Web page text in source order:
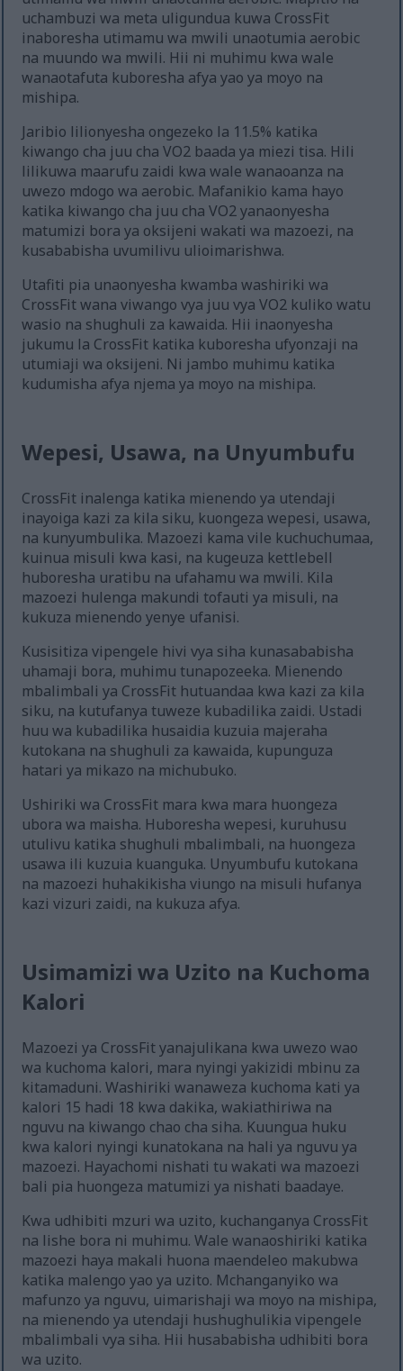
uchambuzi wa meta uligundua kuwa CrossFit
inaboresha utimamu wa mwili unaotumia aerobic
na muundo wa mwili. Hii ni muhimu kwa wale
wanaotafuta kuboresha afya yao ya moyo na
mishipa.
Jaribio lilionyesha ongezeko la 11.5% katika
kiwango cha juu cha VO2 baada ya miezi tisa. Hili
lilikuwa maarufu zaidi kwa wale wanaoanza na
uwezo mdogo wa aerobic. Mafanikio kama hayo
katika kiwango cha juu cha VO2 yanaonyesha
matumizi bora ya oksijeni wakati wa mazoezi, na
kusababisha uvumilivu ulioimarishwa.
Utafiti pia unaonyesha kwamba washiriki wa
CrossFit wana viwango vya juu vya VO2 kuliko watu
wasio na shughuli za kawaida. Hii inaonyesha
jukumu la CrossFit katika kuboresha ufyonzaji na
utumiaji wa oksijeni. Ni jambo muhimu katika
kudumisha afya njema ya moyo na mishipa.
Wepesi, Usawa, na Unyumbufu
CrossFit inalenga katika mienendo ya utendaji
inayoiga kazi za kila siku, kuongeza wepesi, usawa,
na kunyumbulika. Mazoezi kama vile kuchuchumaa,
kuinua misuli kwa kasi, na kugeuza kettlebell
huboresha uratibu na ufahamu wa mwili. Kila
mazoezi hulenga makundi tofauti ya misuli, na
kukuza mienendo yenye ufanisi.
Kusisitiza vipengele hivi vya siha kunasababisha
uhamaji bora, muhimu tunapozeeka. Mienendo
mbalimbali ya CrossFit hutuandaa kwa kazi za kila
siku, na kutufanya tuweze kubadilika zaidi. Ustadi
huu wa kubadilika husaidia kuzuia majeraha
kutokana na shughuli za kawaida, kupunguza
hatari ya mikazo na michubuko.
Ushiriki wa CrossFit mara kwa mara huongeza
ubora wa maisha. Huboresha wepesi, kuruhusu
utulivu katika shughuli mbalimbali, na huongeza
usawa ili kuzuia kuanguka. Unyumbufu kutokana
na mazoezi huhakikisha viungo na misuli hufanya
kazi vizuri zaidi, na kukuza afya.
Usimamizi wa Uzito na Kuchoma
Kalori
Mazoezi ya CrossFit yanajulikana kwa uwezo wao
wa kuchoma kalori, mara nyingi yakizidi mbinu za
kitamaduni. Washiriki wanaweza kuchoma kati ya
kalori 15 hadi 18 kwa dakika, wakiathiriwa na
nguvu na kiwango chao cha siha. Kuungua huku
kwa kalori nyingi kunatokana na hali ya nguvu ya
mazoezi. Hayachomi nishati tu wakati wa mazoezi
bali pia huongeza matumizi ya nishati baadaye.
Kwa udhibiti mzuri wa uzito, kuchanganya CrossFit
na lishe bora ni muhimu. Wale wanaoshiriki katika
mazoezi haya makali huona maendeleo makubwa
katika malengo yao ya uzito. Mchanganyiko wa
mafunzo ya nguvu, uimarishaji wa moyo na mishipa,
na mienendo ya utendaji hushughulikia vipengele
mbalimbali vya siha. Hii husababisha udhibiti bora
wa uzito.